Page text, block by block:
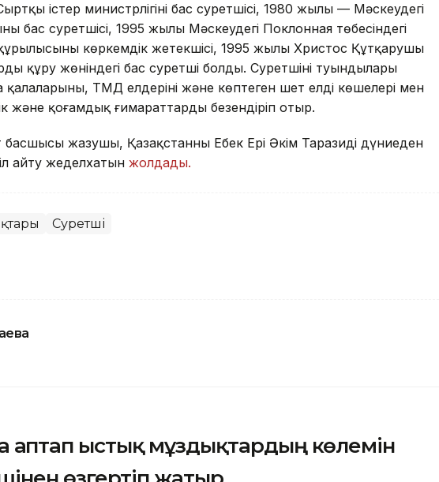
істер министрлігінің бас суретшісі, 1980 жылы — Мәскеудегі
бас суретшісі, 1995 жылы Мәскеудегі Поклонная төбесіндегі
көркемдік жетекшісі, 1995 жылы Христос Құтқарушы
құру жөніндегі бас суретші болды. Суретшінің туындылары
қалаларының, ТМД елдерінің және көптеген шет елдің көшелері мен
және қоғамдық ғимараттарды безендіріп отыр.
жазушы, Қазақстанның Еңбек Ері Әкім Таразидің дүниеден
айту жеделхатын жолдады.
Суретші
ыстық мұздықтардың көлемін